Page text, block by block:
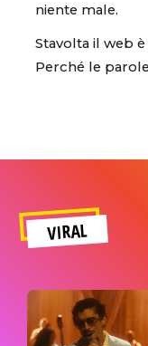
niente male.
Stavolta il web
Perché le
VIRAL